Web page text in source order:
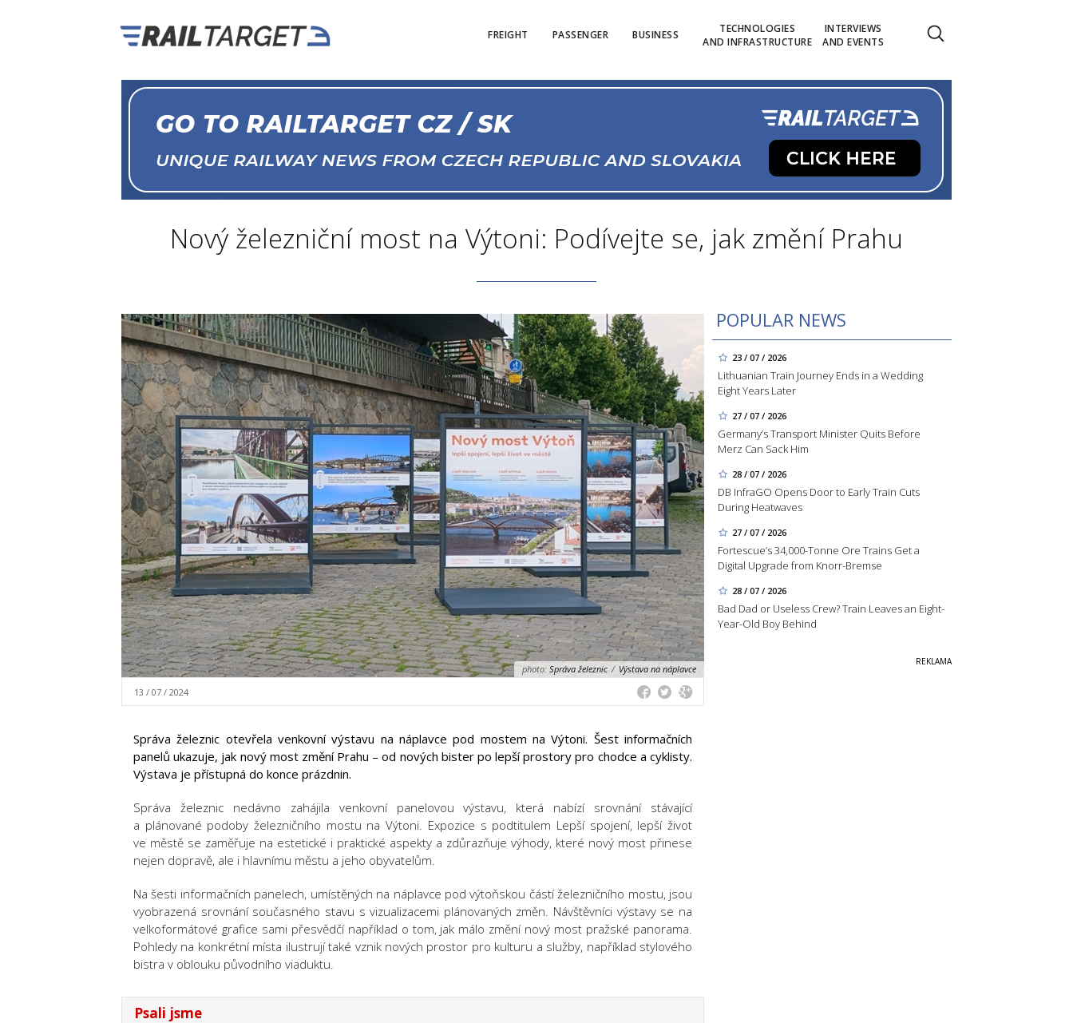
FREIGHT PASSENGER BUSINESS
TECHNOLOGIES
AND INFRASTRUCTURE
INTERVIEWS
AND EVENTS
Nový železniční most na Výtoni: Podívejte se, jak změní Prahu
POPULAR NEWS
23 / 07 / 2026
Lithuanian Train Journey Ends in a Wedding
Eight Years Later
27 / 07 / 2026
Germany’s Transport Minister Quits Before
Merz Can Sack Him
28 / 07 / 2026
DB InfraGO Opens Door to Early Train Cuts
During Heatwaves
27 / 07 / 2026
Fortescue’s 34,000-Tonne Ore Trains Get a
Digital Upgrade from Knorr-Bremse
28 / 07 / 2026
Bad Dad or Useless Crew? Train Leaves an Eight-
Year-Old Boy Behind
photo: Správa železnic / Výstava na náplavce
13 / 07 / 2024
Správa železnic otevřela venkovní výstavu na náplavce pod mostem na Výtoni. Šest informačních
panelů ukazuje, jak nový most změní Prahu – od nových bister po lepší prostory pro chodce a cyklisty.
Výstava je přístupná do konce prázdnin.
Správa železnic nedávno zahájila venkovní panelovou výstavu, která nabízí srovnání stávající
a plánované podoby železničního mostu na Výtoni. Expozice s podtitulem Lepší spojení, lepší život
ve městě se zaměřuje na estetické i praktické aspekty a zdůrazňuje výhody, které nový most přinese
nejen dopravě, ale i hlavnímu městu a jeho obyvatelům.
Na šesti informačních panelech, umístěných na náplavce pod výtoňskou částí železničního mostu, jsou
vyobrazená srovnání současného stavu s vizualizacemi plánovaných změn. Návštěvníci výstavy se na
velkoformátové grafice sami přesvědčí například o tom, jak málo změní nový most pražské panorama.
Pohledy na konkrétní místa ilustrují také vznik nových prostor pro kulturu a služby, například stylového
bistra v oblouku původního viaduktu.
Psali jsme